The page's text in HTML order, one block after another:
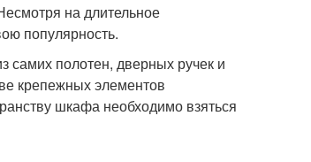
на длительное
популярность.
самих полотен, дверных ручек и
крепежных элементов
шкафа необходимо взяться